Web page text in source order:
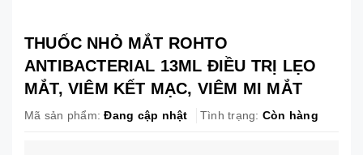
THUỐC NHỎ MẮT ROHTO
ANTIBACTERIAL 13ML ĐIỀU TRỊ LẸO
MẮT, VIÊM KẾT MẠC, VIÊM MI MẮT
Mã sản phẩm: Đang cập nhật Tình trạng: Còn hàng